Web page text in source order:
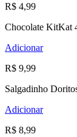
R$ 4,99
Chocolate KitKat
Adicionar
R$ 9,99
Salgadinho
Adicionar
R$ 8,99